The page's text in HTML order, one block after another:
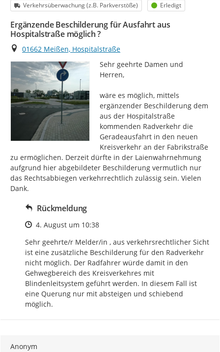
Kategorie
Verkehrsüberwachung (z.B. Parkverstöße) Status
Erledigt
Ergänzende Beschilderung für Ausfahrt aus
Hospitalstraße möglich ?
Ort
01662 Meißen, Hospitalstraße
Sehr geehrte Damen und
Herren,
wäre es möglich, mittels
ergänzender Beschilderung dem
aus der Hospitalstraße
kommenden Radverkehr die
Geradeausfahrt in den neuen
Kreisverkehr an der Fabrikstraße
zu ermöglichen. Derzeit dürfte in der Laienwahrnehmung
aufgrund hier abgebildeter Beschilderung vermutlich nur
das Rechtsabbiegen verkehrrechtlich zulässig sein. Vielen
Dank.
Rückmeldung
Zeitpunkt des Erstellens
4. August um 10:38
Sehr geehrte/r Melder/in , aus verkehrsrechtlicher Sicht
ist eine zusätzliche Beschilderung für den Radverkehr
nicht möglich. Der Radfahrer würde damit in den
Gehwegbereich des Kreisverkehres mit
Blindenleitsystem geführt werden. In diesem Fall ist
eine Querung nur mit absteigen und schiebend
möglich.
Anonym